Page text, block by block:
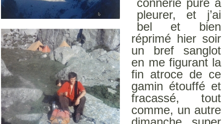
pleurer, et j’ai
bel et bien
réprimé hier soir
un bref sanglot
en me figurant la
fin atroce de ce
gamin étouffé et
fracassé, tout
comme, un autre